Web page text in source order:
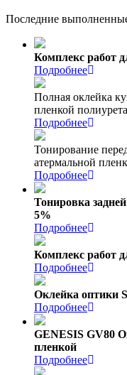
Последние
Комплекс работ
Подробнее
Полная оклейка
пленкой
Подробнее
Тонирование
атермальной
Подробнее
Тонировка
5%
Подробнее
Комплекс работ
Подробнее
Оклейка оптики
Подробнее
GENESIS GV80
пленкой
Подробнее